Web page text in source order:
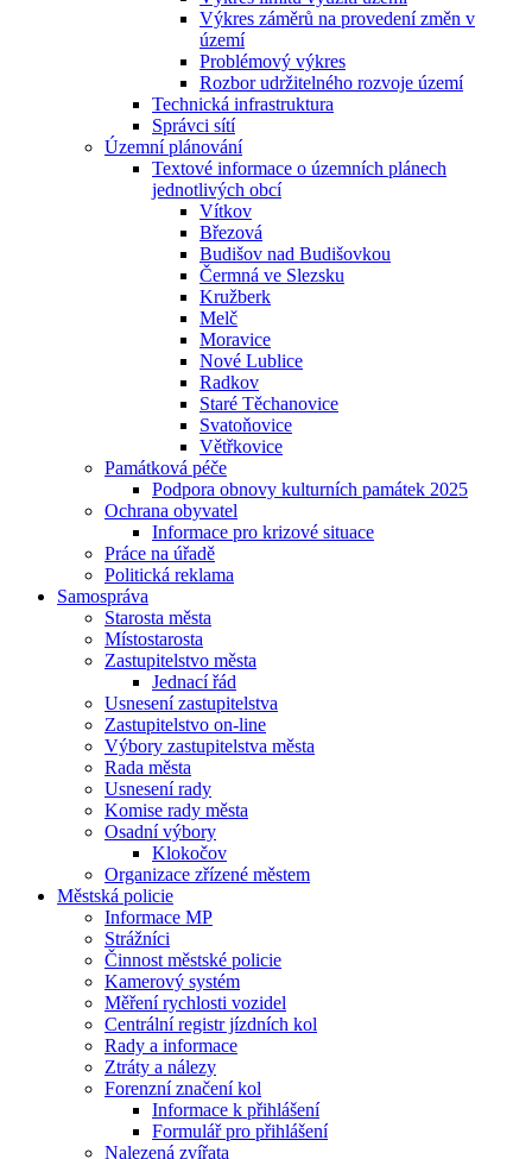
Výkres záměrů na provedení změn v
území
Problémový výkres
Rozbor udržitelného rozvoje území
Technická infrastruktura
Správci sítí
Územní plánování
Textové informace o územních plánech
jednotlivých obcí
Vítkov
Březová
Budišov nad Budišovkou
Čermná ve Slezsku
Kružberk
Melč
Moravice
Nové Lublice
Radkov
Staré Těchanovice
Svatoňovice
Větřkovice
Památková péče
Podpora obnovy kulturních památek 2025
Ochrana obyvatel
Informace pro krizové situace
Práce na úřadě
Politická reklama
Samospráva
Starosta města
Místostarosta
Zastupitelstvo města
Jednací řád
Usnesení zastupitelstva
Zastupitelstvo on-line
Výbory zastupitelstva města
Rada města
Usnesení rady
Komise rady města
Osadní výbory
Klokočov
Organizace zřízené městem
Městská policie
Informace MP
Strážníci
Činnost městské policie
Kamerový systém
Měření rychlosti vozidel
Centrální registr jízdních kol
Rady a informace
Ztráty a nálezy
Forenzní značení kol
Informace k přihlášení
Formulář pro přihlášení
Nalezená zvířata